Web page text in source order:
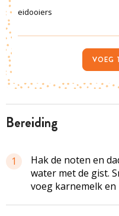
bereiding
1
Hak de noten en
water met de gist.
voeg karnemelk
eidooiers
VOEG